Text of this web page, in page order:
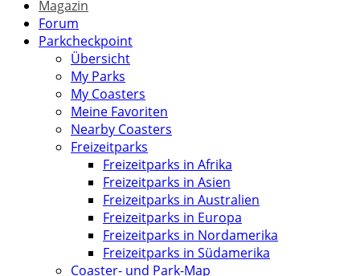
Magazin
Forum
Parkcheckpoint
Übersicht
My Parks
My Coasters
Meine Favoriten
Nearby Coasters
Freizeitparks
Freizeitparks in Afrika
Freizeitparks in Asien
Freizeitparks in Australien
Freizeitparks in Europa
Freizeitparks in Nordamerika
Freizeitparks in Südamerika
Coaster- und Park-Map